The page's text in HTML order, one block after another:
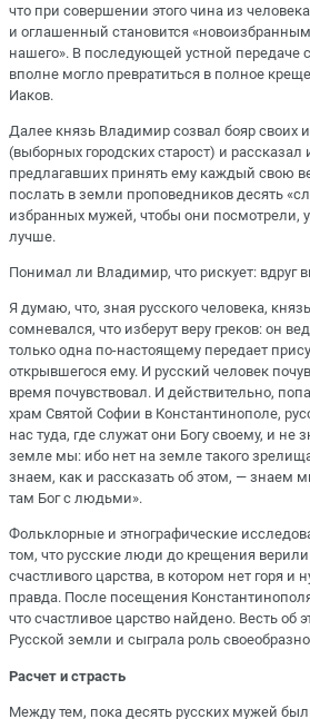
что при совершении этого чина из
и оглашенный становится
нашего». В последующей устной передаче
вполне могло превратиться в полное
Иаков.
Далее князь Владимир созвал бояр своих
(выборных городских старост) и
предлагавших принять ему каждый свою
послать в земли проповедников десять
избранных мужей, чтобы они посмотрели, у
лучше.
Понимал ли Владимир, что рискует: вдруг
Я думаю, что, зная русского человека,
сомневался, что изберут веру греков: он
только одна по-настоящему передает
открывшегося ему. И русский человек
время почувствовал. И действительно,
храм Святой Софии в Константинополе,
нас туда, где служат они Богу своему, и не
земле мы: ибо нет на земле такого
знаем, как и рассказать об этом, — знаем
там Бог с людьми».
Фольклорные и этнографические
том, что русские люди до крещения
счастливого царства, в котором нет горя и
правда. После посещения
что счастливое царство найдено. Весть об
Русской земли и сыграла роль
Расчет и страсть
Между тем, пока десять русских мужей